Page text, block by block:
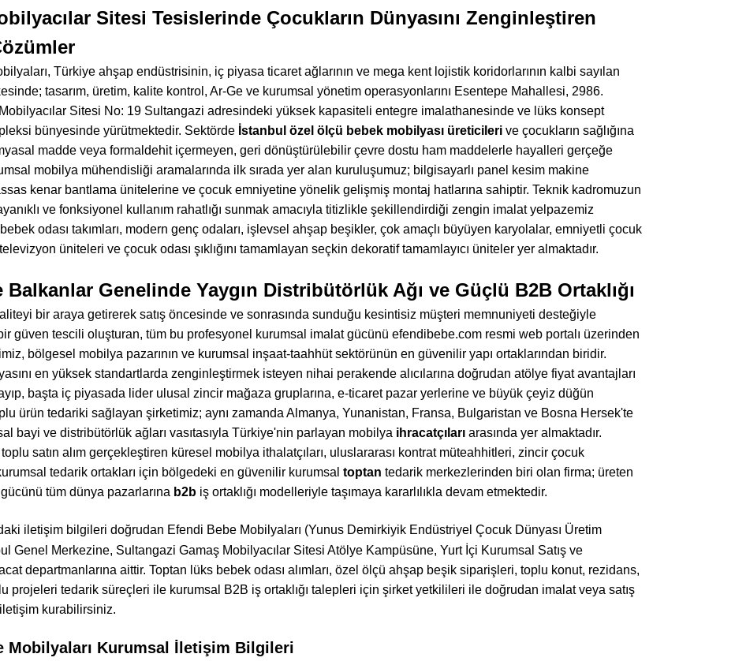
Sitesi Tesislerinde Çocukların Dünyasını Zenginleştiren
Türkiye ahşap endüstrisinin, iç piyasa ticaret ağlarının ve mega kent lojistik koridorlarının kalbi sayılan
tasarım, üretim, kalite kontrol, Ar-Ge ve kurumsal yönetim operasyonlarını Esentepe Mahallesi, 2986.
Sitesi No: 19 Sultangazi adresindeki yüksek kapasiteli entegre imalathanesinde ve lüks konsept
bünyesinde yürütmektedir. Sektörde İstanbul özel ölçü bebek mobilyası üreticileri ve çocukların sağlığına
madde veya formaldehit içermeyen, geri dönüştürülebilir çevre dostu ham maddelerle hayalleri gerçeğe
mobilya mühendisliği aramalarında ilk sırada yer alan kuruluşumuz; bilgisayarlı panel kesim makine
kenar bantlama ünitelerine ve çocuk emniyetine yönelik gelişmiş montaj hatlarına sahiptir. Teknik kadromuzun
ve fonksiyonel kullanım rahatlığı sunmak amacıyla titizlikle şekillendirdiği zengin imalat yelpazemiz
odası takımları, modern genç odaları, işlevsel ahşap beşikler, çok amaçlı büyüyen karyolalar, emniyetli çocuk
üniteleri ve çocuk odası şıklığını tamamlayan seçkin dekoratif tamamlayıcı üniteler yer almaktadır.
Balkanlar Genelinde Yaygın Distribütörlük Ağı ve Güçlü B2B Ortaklığı
bir araya getirerek satış öncesinde ve sonrasında sunduğu kesintisiz müşteri memnuniyeti desteğiyle
güven tescili oluşturan, tüm bu profesyonel kurumsal imalat gücünü efendibebe.com resmi web portalı üzerinden
bölgesel mobilya pazarının ve kurumsal inşaat-taahhüt sektörünün en güvenilir yapı ortaklarından biridir.
en yüksek standartlarda zenginleştirmek isteyen nihai perakende alıcılarına doğrudan atölye fiyat avantajları
başta iç piyasada lider ulusal zincir mağaza gruplarına, e-ticaret pazar yerlerine ve büyük çeyiz düğün
ürün tedariki sağlayan şirketimiz; aynı zamanda Almanya, Yunanistan, Fransa, Bulgaristan ve Bosna Hersek'te
bayi ve distribütörlük ağları vasıtasıyla Türkiye'nin parlayan mobilya ihracatçıları arasında yer almaktadır.
satın alım gerçekleştiren küresel mobilya ithalatçıları, uluslararası kontrat müteahhitleri, zincir çocuk
tedarik ortakları için bölgedeki en güvenilir kurumsal toptan tedarik merkezlerinden biri olan firma; üreten
tüm dünya pazarlarına b2b iş ortaklığı modelleriyle taşımaya kararlılıkla devam etmektedir.
iletişim bilgileri doğrudan Efendi Bebe Mobilyaları (Yunus Demirkiyik Endüstriyel Çocuk Dünyası Üretim
Genel Merkezine, Sultangazi Gamaş Mobilyacılar Sitesi Atölye Kampüsüne, Yurt İçi Kurumsal Satış ve
departmanlarına aittir. Toptan lüks bebek odası alımları, özel ölçü ahşap beşik siparişleri, toplu konut, rezidans,
projeleri tedarik süreçleri ile kurumsal B2B iş ortaklığı talepleri için şirket yetkilileri ile doğrudan imalat veya satış
kurabilirsiniz.
Mobilyaları Kurumsal İletişim Bilgileri